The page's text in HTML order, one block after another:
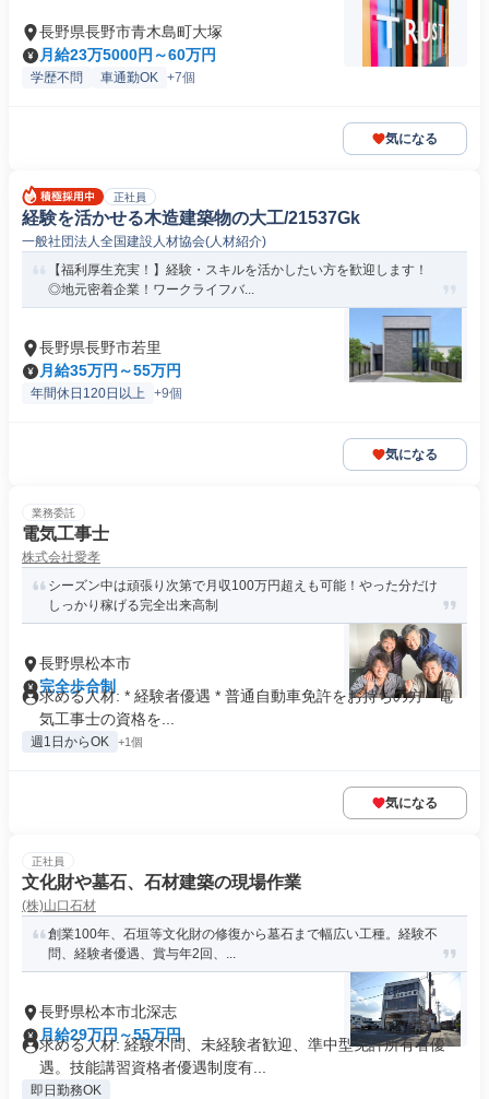
長野県長野市青木島町大塚
月給23万5000円～60万円
学歴不問 車通勤OK +7個
気になる
正社員
経験を活かせる木造建築物の大工/21537Gk
一般社団法人全国建設人材協会(人材紹介)
【福利厚生充実！】経験・スキルを活かしたい方を歓迎します！
◎地元密着企業！ワークライフバ...
長野県長野市若里
月給35万円～55万円
年間休日120日以上 +9個
気になる
業務委託
電気工事士
株式会社愛孝
シーズン中は頑張り次第で月収100万円超えも可能！やった分だけ
しっかり稼げる完全出来高制
長野県松本市
完全歩合制
求める人材: * 経験者優遇 * 普通自動車免許をお持ちの方 * 電
気工事士の資格を...
週1日からOK +1個
気になる
正社員
文化財や墓石、石材建築の現場作業
(株)山口石材
創業100年、石垣等文化財の修復から墓石まで幅広い工種。経験不
問、経験者優遇、賞与年2回、...
長野県松本市北深志
月給29万円～55万円
求める人材: 経験不問、未経験者歓迎、準中型免許所有者優
遇。技能講習資格者優遇制度有...
即日勤務OK